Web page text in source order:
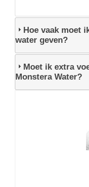
Hoe vaak moet
water geven?
Moet ik extra
Monstera Water?